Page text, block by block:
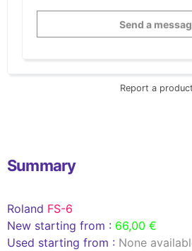
Send a
Report a
Summary
Roland FS-6
New starting from : 66,00 €
Used starting from : None